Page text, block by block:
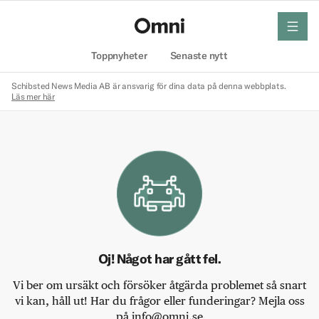
Toppnyheter Senaste nytt
meny
Schibsted News Media AB är ansvarig för dina data på denna webbplats.
Läs mer här
Oj! Något har gått fel.
Vi ber om ursäkt och försöker åtgärda problemet så snart
vi kan, håll ut! Har du frågor eller funderingar? Mejla oss